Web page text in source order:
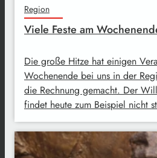
Region
Viele Feste am
Die große Hitze hat einigen
Wochenende bei uns in der
die Rechnung gemacht. Der
findet heute zum Beispiel nicht